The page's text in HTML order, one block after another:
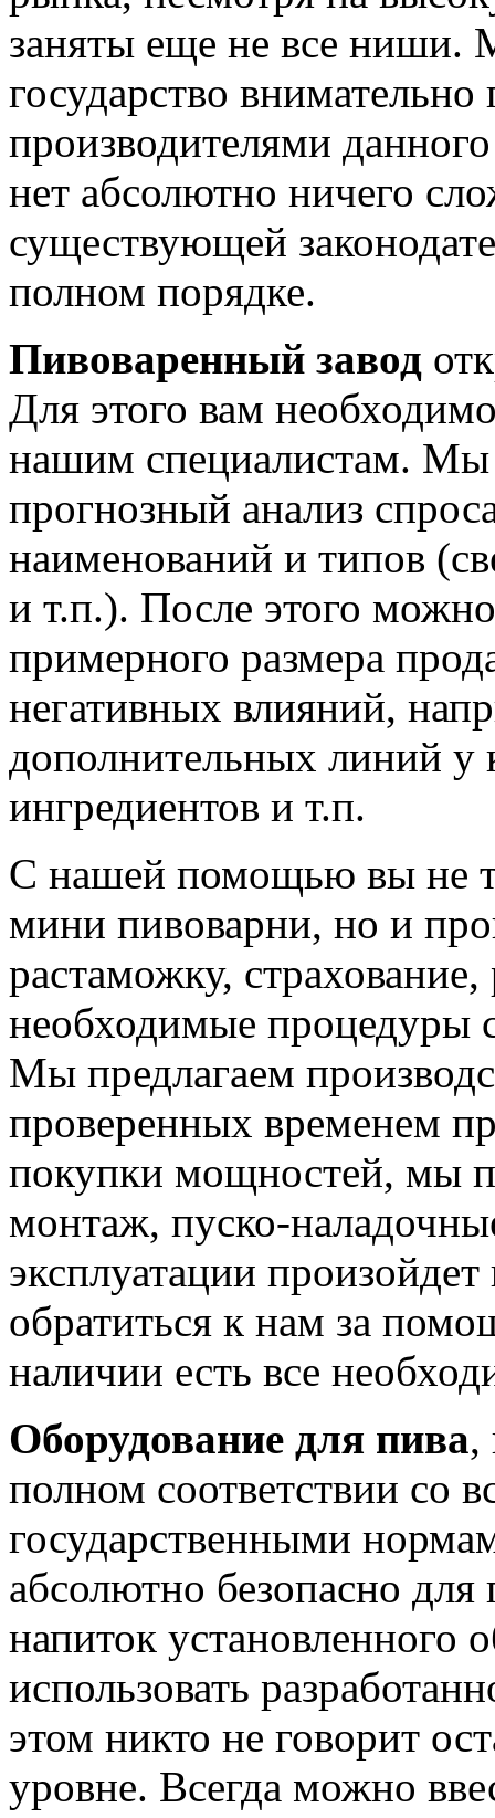
заняты еще не все ниши.
государство внимательно
производителями
нет абсолютно ничего
существующей
полном порядке.
Пивоваренный завод
Для этого вам
нашим специалистам. Мы
прогнозный анализ
наименований и типов
и т.п.). После этого
примерного размера
негативных влияний,
дополнительных линий у
ингредиентов и т.п.
С нашей помощью вы не
мини пивоварни, но и
растаможку,
необходимые процедуры
Мы предлагаем
проверенных временем
покупки мощностей, мы
монтаж, пуско-
эксплуатации
обратиться к нам за
наличии есть все
Оборудование для пива,
полном соответствии со
государственными
абсолютно безопасно
напиток установленного
использовать
этом никто не говорит
уровне. Всегда можно